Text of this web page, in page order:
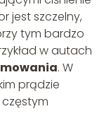
jest szczelny,
tym bardzo
w autach
. W
prądzie